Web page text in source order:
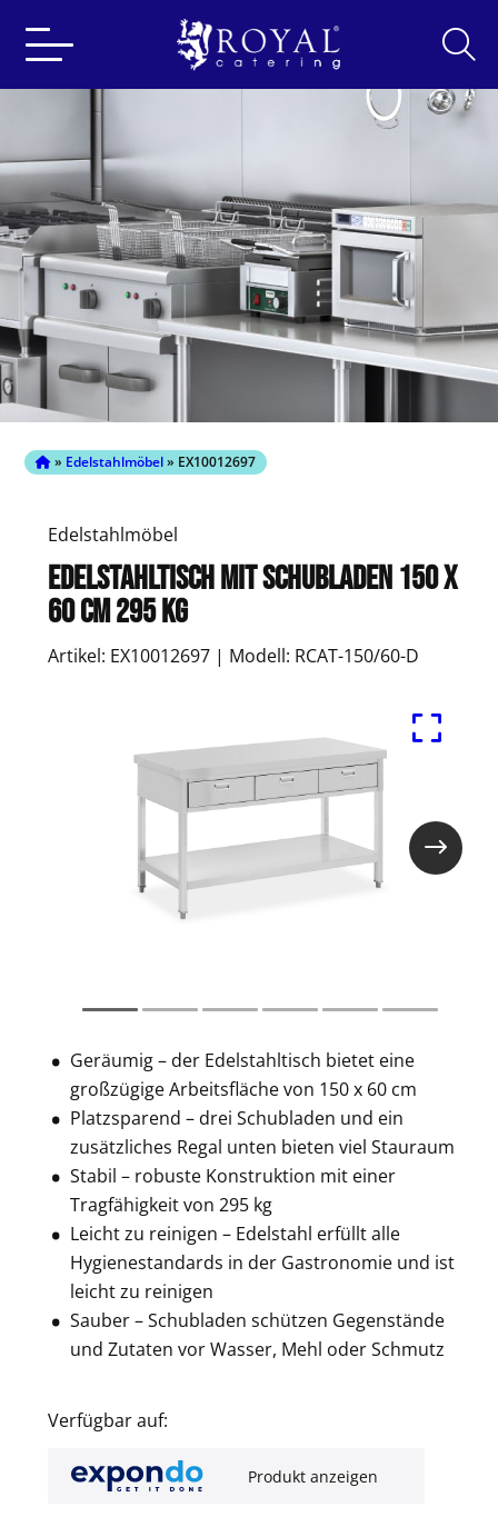
for:
» Edelstahlmöbel» EX10012697
Edelstahlmöbel
Edelstahltisch mit Schubladen 150 x
60 cm 295 kg
Artikel: EX10012697 | Modell: RCAT-150/60-D
Geräumig – der Edelstahltisch bietet eine
großzügige Arbeitsfläche von 150 x 60 cm
Platzsparend – drei Schubladen und ein
zusätzliches Regal unten bieten viel Stauraum
Stabil – robuste Konstruktion mit einer
Tragfähigkeit von 295 kg
Leicht zu reinigen – Edelstahl erfüllt alle
Hygienestandards in der Gastronomie und ist
leicht zu reinigen
Sauber – Schubladen schützen Gegenstände
und Zutaten vor Wasser, Mehl oder Schmutz
Verfügbar auf:
Produkt anzeigen